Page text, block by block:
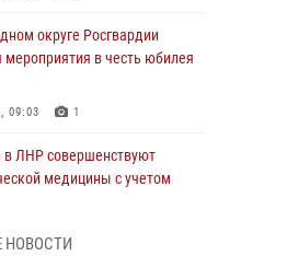
округе Росгвардии
в честь юбилея
09:03 1
в ЛНР совершенствуют
медицины с учетом
НОВОСТИ